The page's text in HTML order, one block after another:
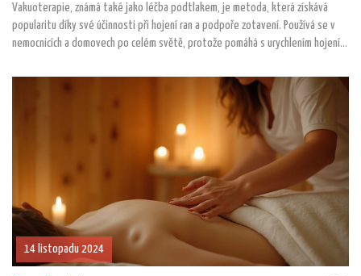
Vakuoterapie, známá také jako léčba podtlakem, je metoda, která získává
popularitu díky své účinnosti při hojení ran a podpoře zotavení. Používá se v
nemocnicích a domovech po celém světě, protože pomáhá s urychlením hojení a
krevní oběh a podporuje obnovu tkání. Pojďme se podívat na to, proč je
vakoterapie tak účinná a jak jí můžeme využít v mnoha oblastech zdravotnictví.
14 listopadu 2024